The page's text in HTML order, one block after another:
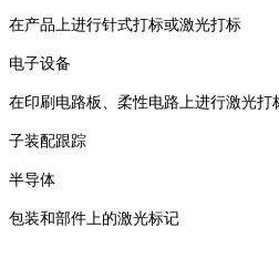
在产品上进行针式打标或激光打标
电子设备
在印刷电路板、柔性电路上进行激光打
子装配跟踪
半导体
包装和部件上的激光标记